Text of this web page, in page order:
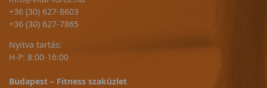
+36 (30) 627-8603
+36 (30) 627-7865
Nyitva tartás:
H-P: 8:00-16:00
Budapest – Fitness szaküzlet